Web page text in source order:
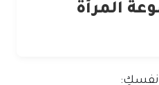
المرأة
نفسكِ: